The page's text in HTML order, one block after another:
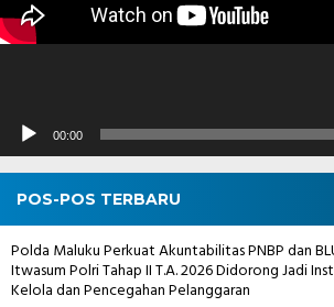
00:00
POS-POS TERBARU
Polda Maluku Perkuat Akuntabilitas PNBP dan
Itwasum Polri Tahap II T.A. 2026 Didorong Jadi
Kelola dan Pencegahan Pelanggaran